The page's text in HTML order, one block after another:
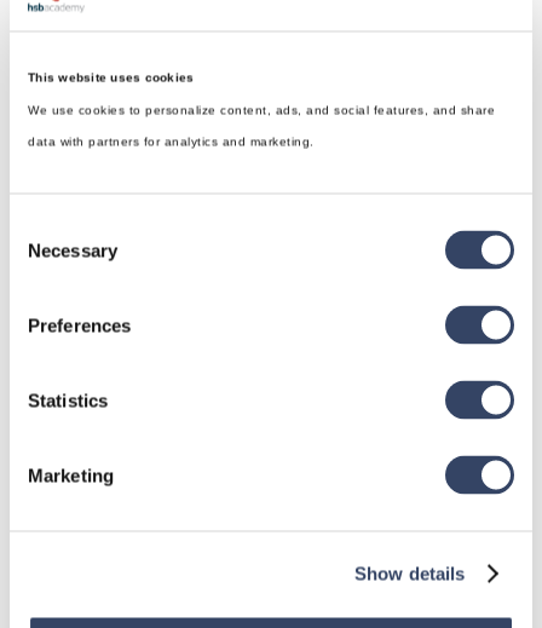
This website uses cookies
We use cookies to personalize content, ads, and social features, and share
data with partners for analytics and marketing.
Selection
Necessary
Preferences
Statistics
Marketing
Show details
hsbDach